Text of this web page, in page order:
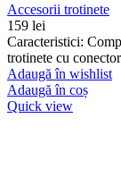
Accesorii trotinete
159 lei
Caracteristici:
trotinete cu
Adaugă în wishlist
Adaugă în coș
Quick view